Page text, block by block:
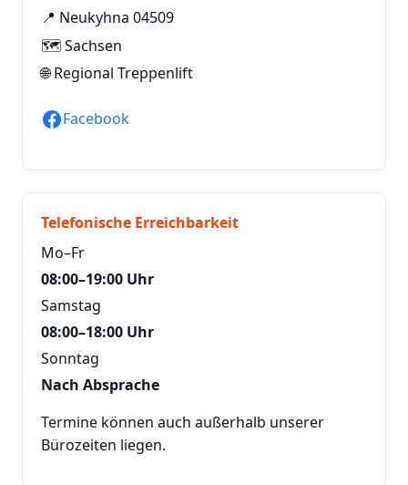
📍 Neukyhna 04509
🗺️ Sachsen
🌐Regional Treppenlift
Facebook
Telefonische Erreichbarkeit
Mo–Fr
08:00–19:00 Uhr
Samstag
08:00–18:00 Uhr
Sonntag
Nach Absprache
Termine können auch außerhalb unserer
Bürozeiten liegen.